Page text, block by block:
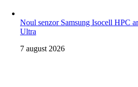
Noul senzor Samsung Isocell HPC
Ultra
7 august 2026